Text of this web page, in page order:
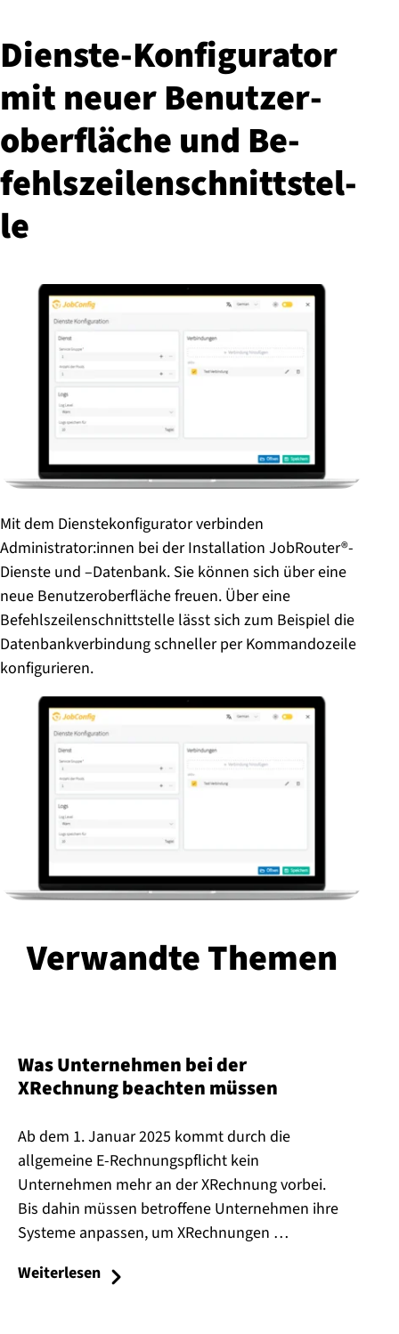
Diens­te-Kon­fi­gu­ra­tor
mit neuer Be­nut­zer­
ober­flä­che und Be­
fehls­zei­len­schnitt­stel­
le
Mit dem Dienstekonfigurator verbinden
Administrator:innen bei der Installation JobRouter®-
Dienste und –Datenbank. Sie können sich über eine
neue Benutzeroberfläche freuen. Über eine
Befehlszeilenschnittstelle lässt sich zum Beispiel die
Datenbankverbindung schneller per Kommandozeile
konfigurieren.
Verwandte Themen
Was Unternehmen bei der
XRechnung beachten müssen
Ab dem 1. Januar 2025 kommt durch die
allgemeine E-Rechnungspflicht kein
Unternehmen mehr an der XRechnung vorbei.
Bis dahin müssen betroffene Unternehmen ihre
Systeme anpassen, um XRechnungen …
Weiterlesen